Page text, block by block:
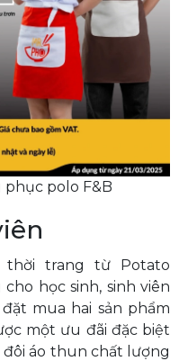
phục polo F&B
thời trang từ Potato
học sinh, sinh viên
mua hai sản phẩm
một ưu đãi đặc biệt
đôi áo thun chất lượng